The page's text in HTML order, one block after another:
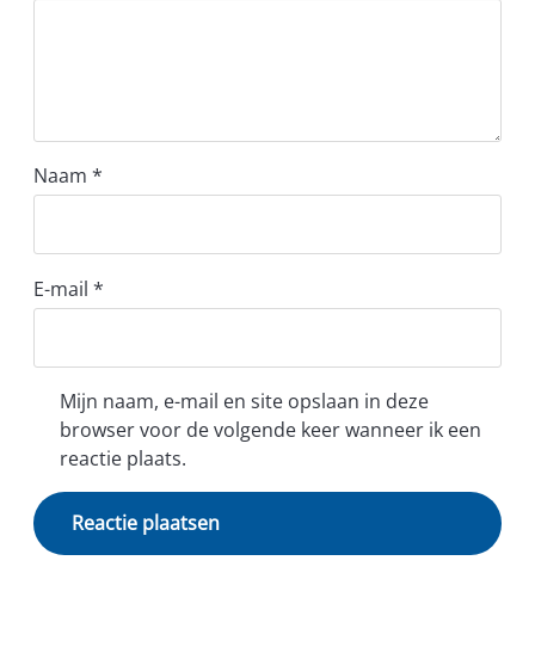
Naam *
E-mail *
Mijn naam, e-mail en site opslaan in deze
browser voor de volgende keer wanneer ik een
reactie plaats.